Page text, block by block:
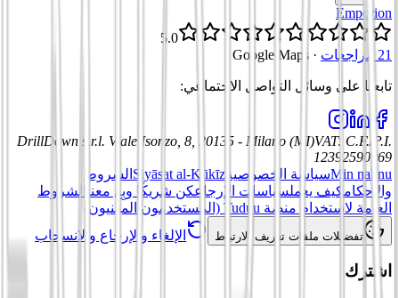
Emporion
5.0
21 مراجعات
·
Google Maps
تابعنا على وسائل التواصل الاجتماعي:
DrillDown s.r.l. Viale Isonzo, 8, 20135 - Milano (MI)VAT: C.F./P.I.
12392590969
Min nahnuسياسة الخصوصية Siyāsat al-Kūkīz الشروط
والأحكامكيف يعملسياسات الإرجاعكن شريكًا وبِع معنا
الشروط
العامة لاستخدام منصة Tuduu (المستخدمون المهنيون)
تفضيلات ملفات تعريف الارتباط الإلغاء والإرجاع والانسحاب
اشترك